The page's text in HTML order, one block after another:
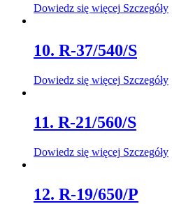
Dowiedz się więcej Szczegóły
10. R-37/540/S
Dowiedz się więcej Szczegóły
11. R-21/560/S
Dowiedz się więcej Szczegóły
12. R-19/650/P